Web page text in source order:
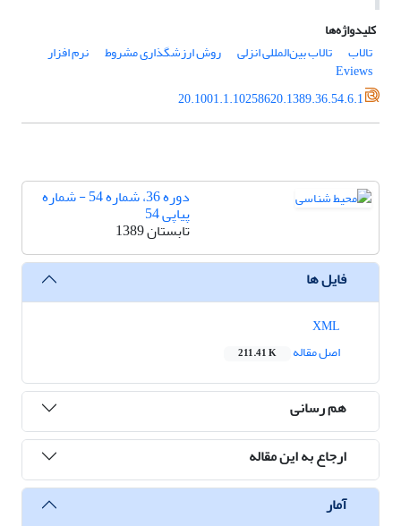
کلیدواژه‌ها
تالاب
تالاب بین‌المللی انزلی روش ارزشگذاری مشروط نرم افزار
Eviews
20.1001.1.10258620.1389.36.54.6.1
دوره 36، شماره 54 - شماره
پیاپی 54
تابستان 1389
فایل ها
اصل مقاله
211.41 K
هم رسانی
ارجاع به این مقاله
آمار